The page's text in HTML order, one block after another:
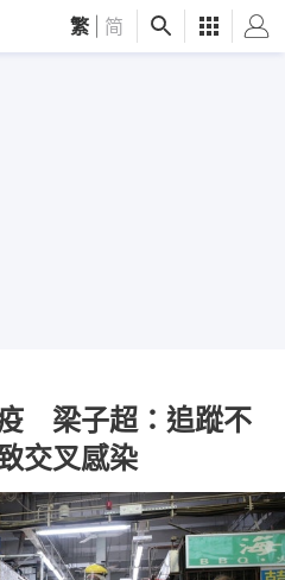
繁 简
梁子超：追蹤不
交叉感染